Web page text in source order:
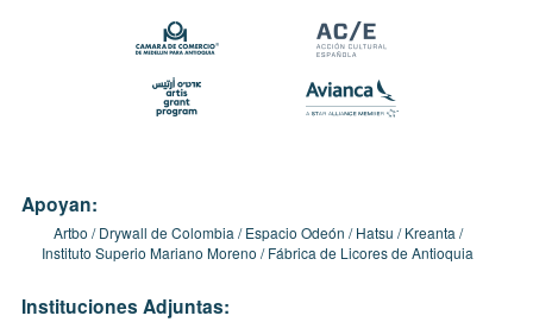
Apoyan:
Artbo Drywall de Colombia Espacio Odeón Hatsu
Kreanta
Instituto Superio Mariano Moreno
Fábrica de Licores de Antioquia
Instituciones Adjuntas: